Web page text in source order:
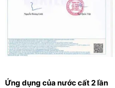
Ứng dụng của nước cất 2 lần